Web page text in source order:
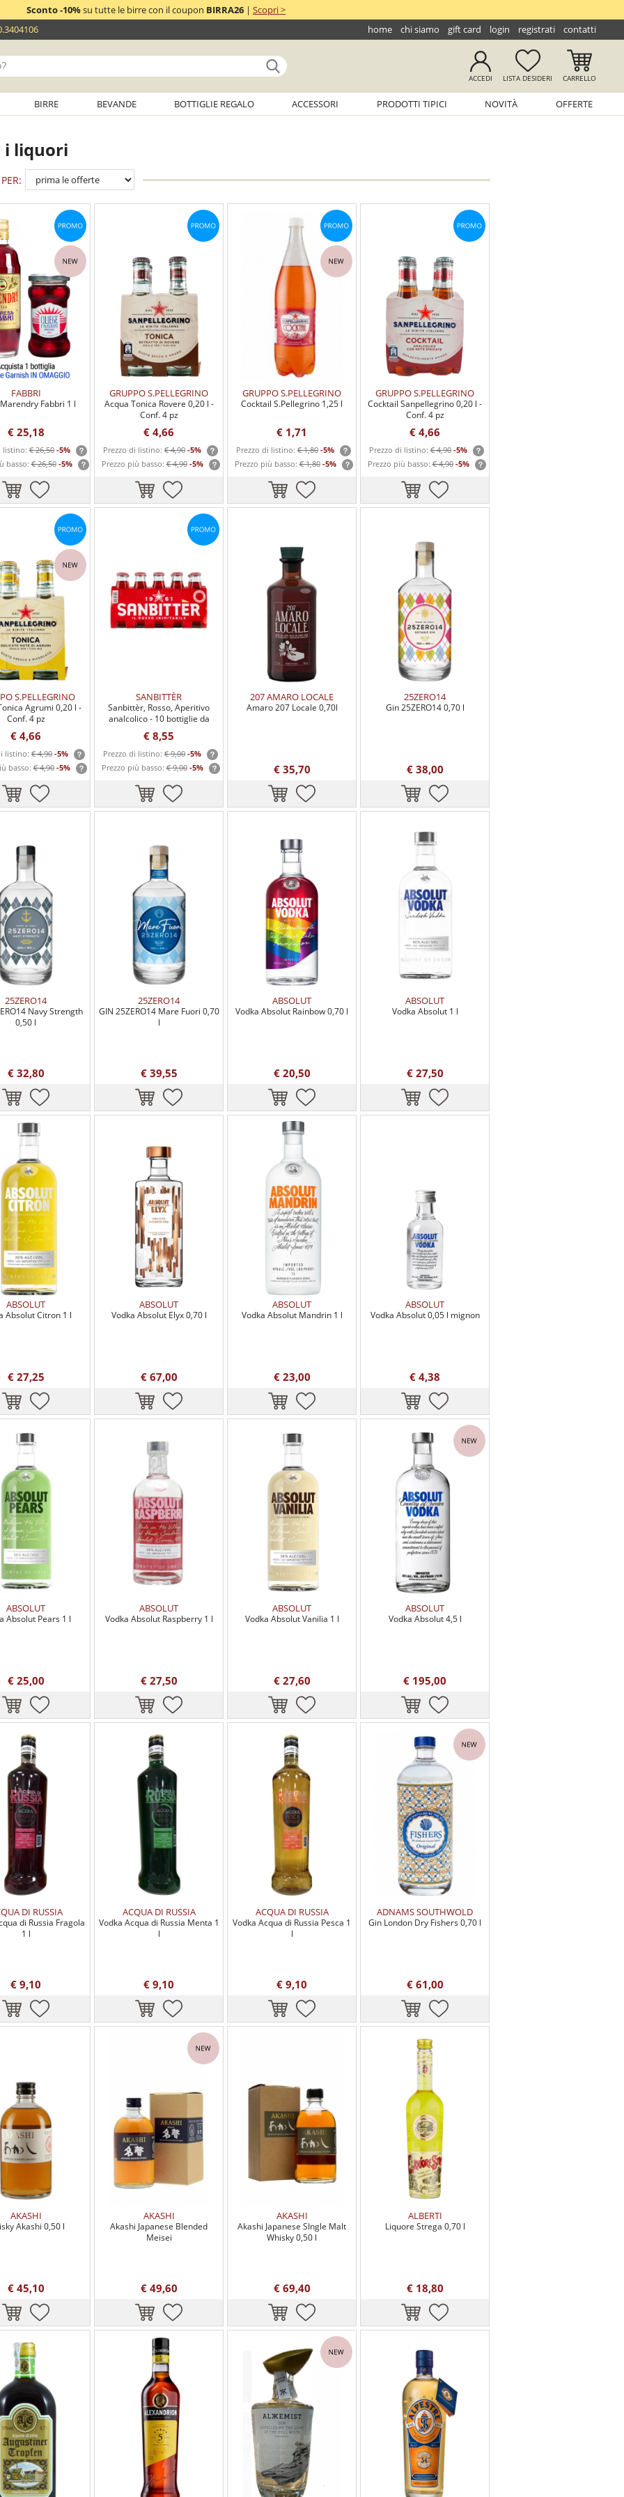
Sconto -10%su tutte le birre con il coupon BIRRA26| Scopri >
home chi siamo gift card login registrati contatti
ACCEDI LISTADESIDERI CARRELLO
BIRRE BEVANDE BOTTIGLIE REGALO ACCESSORI PRODOTTI TIPICI NOVITÀ OFFERTE
liquori
FABBRI
Fabbri 1 l
€ 25,18
listino: € 26,50 -5%
basso:€ 26,50 -5%
GRUPPO S.PELLEGRINO
Acqua Tonica Rovere 0,20 l -
Conf. 4 pz
€ 4,66
Prezzo di listino: € 4,90 -5%
Prezzo più basso:€ 4,90 -5%
GRUPPO S.PELLEGRINO
Cocktail S.Pellegrino 1,25 l
€ 1,71
Prezzo di listino: € 1,80 -5%
Prezzo più basso:€ 1,80 -5%
GRUPPO S.PELLEGRINO
Cocktail Sanpellegrino 0,20 l -
Conf. 4 pz
€ 4,66
Prezzo di listino: € 4,90 -5%
Prezzo più basso:€ 4,90 -5%
S.PELLEGRINO
Agrumi 0,20 l -
Conf. 4 pz
€ 4,66
listino: € 4,90 -5%
basso:€ 4,90 -5%
SANBITTÈR
Sanbittèr, Rosso, Aperitivo
analcolico - 10 bottiglie da
100ml
€ 8,55
Prezzo di listino: € 9,00 -5%
Prezzo più basso:€ 9,00 -5%
207 AMARO LOCALE
Amaro 207 Locale 0,70l
€ 35,70
25ZERO14
Gin 25ZERO14 0,70 l
€ 38,00
25ZERO14
Navy Strength
0,50 l
€ 32,80
25ZERO14
GIN 25ZERO14 Mare Fuori 0,70
l
€ 39,55
ABSOLUT
Vodka Absolut Rainbow 0,70 l
€ 20,50
ABSOLUT
Vodka Absolut 1 l
€ 27,50
ABSOLUT
Absolut Citron 1 l
€ 27,25
ABSOLUT
Vodka Absolut Elyx 0,70 l
€ 67,00
ABSOLUT
Vodka Absolut Mandrin 1 l
€ 23,00
ABSOLUT
Vodka Absolut 0,05 l mignon
€ 4,38
ABSOLUT
Absolut Pears 1 l
€ 25,00
ABSOLUT
Vodka Absolut Raspberry 1 l
€ 27,50
ABSOLUT
Vodka Absolut Vanilia 1 l
€ 27,60
ABSOLUT
Vodka Absolut 4,5 l
€ 195,00
DI RUSSIA
di Russia Fragola
1 l
€ 9,10
ACQUA DI RUSSIA
Vodka Acqua di Russia Menta 1
l
€ 9,10
ACQUA DI RUSSIA
Vodka Acqua di Russia Pesca 1
l
€ 9,10
ADNAMS SOUTHWOLD
Gin London Dry Fishers 0,70 l
€ 61,00
AKASHI
Akashi 0,50 l
€ 45,10
AKASHI
Akashi Japanese Blended
Meisei
€ 49,60
AKASHI
Akashi Japanese SIngle Malt
Whisky 0,50 l
€ 69,40
ALBERTI
Liquore Strega 0,70 l
€ 18,80